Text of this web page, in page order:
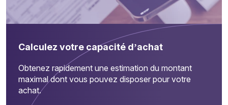
Calculez votre capacité d’achat
Obtenez rapidement une estimation du montant
maximal dont vous pouvez disposer pour votre
achat.